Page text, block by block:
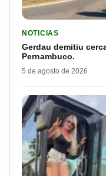
NOTICIAS
Gerdau demitiu
Pernambuco.
5 de agosto de 2026